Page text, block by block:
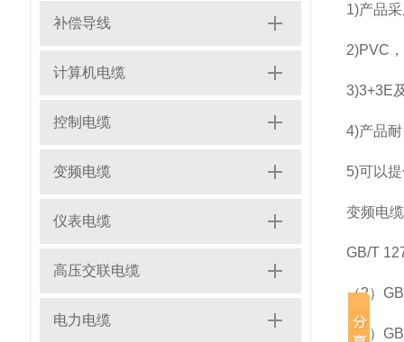
补偿导线
计算机电缆
控制电缆
变频电缆
仪表电缆
高压交联电缆
电力电缆
1)产品
2)PVC
3)3+3E
4)产品
5)可以
变频电
GB/T
（2）
（3）